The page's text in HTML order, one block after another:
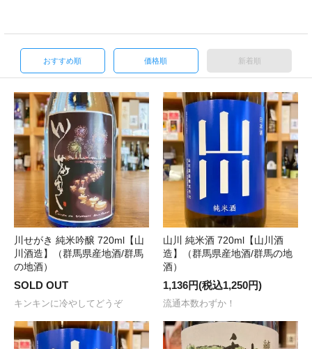
おすすめ順 価格順 新着順
川せがき 純米吟醸 720ml【山
川酒造】（群馬県産地酒/群馬
の地酒）
SOLD OUT
キンキンに冷やしてどうぞ
山川 純米酒 720ml【山川酒
造】（群馬県産地酒/群馬の地
酒）
1,136円(税込1,250円)
流通本数わずか！